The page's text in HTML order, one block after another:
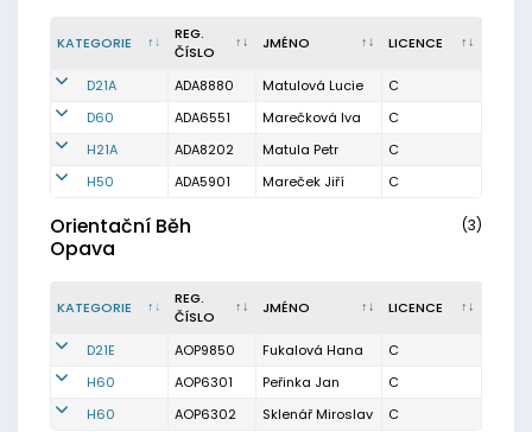
KATEGORIE
REG.
ČÍSLO
JMÉNO LICENCE
D21A ADA8880 Matulová Lucie
C
D60
ADA6551 Marečková Iva
C
H21A
ADA8202 Matula Petr
C
H50
ADA5901 Mareček Jiří C
Orientační Běh
Opava
(3)
KATEGORIE
REG.
ČÍSLO
JMÉNO LICENCE
D21E AOP9850 Fukalová Hana
C
H60
AOP6301 Peřinka Jan
C
H60
AOP6302 Sklenář Miroslav C